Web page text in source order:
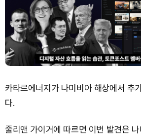
카타르에너지가 나미비아 해상에서 추
다.
줄리앤 가이거에 따르면 이번 발견은